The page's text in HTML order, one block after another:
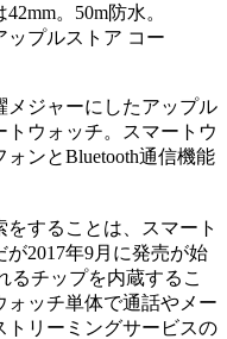
。50m防水。
ップルストア コー
メジャーにしたアップル
ウォッチ。スマートウ
ンとBluetooth通信機能
することは、スマート
2017年9月に発売が始
るチップを内蔵するこ
ォッチ単体で通話やメー
トリーミングサービスの